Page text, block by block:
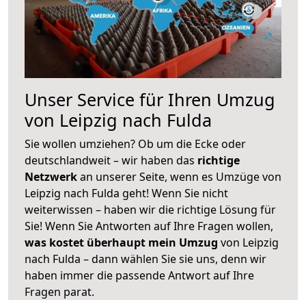
Unser Service für Ihren Umzug
von Leipzig nach Fulda
Sie wollen umziehen? Ob um die Ecke oder
deutschlandweit – wir haben das richtige
Netzwerkan unserer Seite, wenn es Umzüge von
Leipzig nach Fulda geht! Wenn Sie nicht
weiterwissen – haben wir die richtige Lösung für
Sie! Wenn Sie Antworten auf Ihre Fragen wollen,
was kostet überhaupt mein Umzug von Leipzig
nach Fulda – dann wählen Sie sie uns, denn wir
haben immer die passende Antwort auf Ihre
Fragen parat.